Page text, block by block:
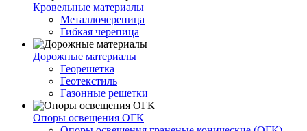
Кровельные материалы
Металлочерепица
Гибкая черепица
Дорожные материалы
Георешетка
Геотекстиль
Газонные решетки
Опоры освещения ОГК